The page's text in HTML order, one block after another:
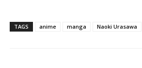
TAGS anime manga Naoki Urasawa